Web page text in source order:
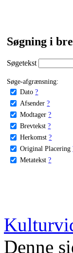
Søgning i
Søgetekst
Søge-afgrænsning:
Dato ?
Afsender ?
Modtager ?
Brevtekst ?
Herkomst ?
Original Placering
Metatekst ?
Denne